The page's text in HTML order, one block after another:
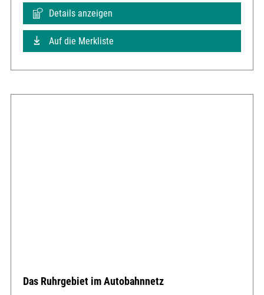
Details anzeigen
Auf die Merkliste
Das Ruhrgebiet im Autobahnnetz